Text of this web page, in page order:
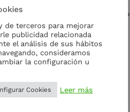
un crecimiento exponencial y
.de terceros para mejorar
publicidad relacionada
el análisis de sus hábitos
consideramos
la configuración u
Cookies Leer más